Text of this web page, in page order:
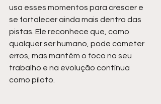
usa esses momentos para crescer e
se fortalecer ainda mais dentro das
pistas. Ele reconhece que, como
qualquer ser humano, pode cometer
erros, mas mantém o foco no seu
trabalho e na evolução contínua
como piloto.